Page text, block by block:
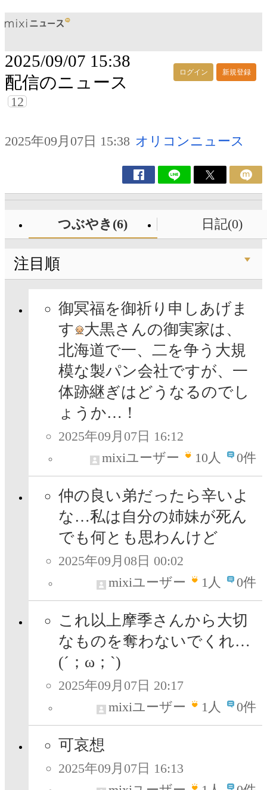
ログイン 新規登録
2025/09/07 15:38
配信のニュース
12
2025年09月07日 15:38 オリコンニュース
つぶやき(6) 日記(0)
注目順
御冥福を御祈り申しあげま
す
大黒さんの御実家は、
北海道で一、二を争う大規
模な製パン会社ですが、一
体跡継ぎはどうなるのでし
ょうか…！
2025年09月07日 16:12
mixiユーザー
10人 0件
仲の良い弟だったら辛いよ
な…私は自分の姉妹が死ん
でも何とも思わんけど
2025年09月08日 00:02
mixiユーザー
1人 0件
これ以上摩季さんから大切
なものを奪わないでくれ…
(´；ω；`)
2025年09月07日 20:17
mixiユーザー
1人 0件
可哀想
2025年09月07日 16:13